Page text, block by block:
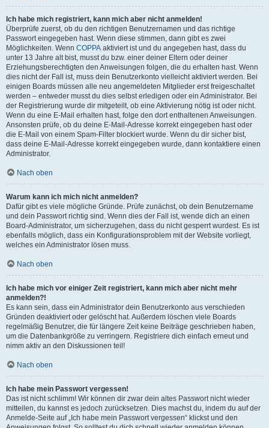
Ich habe mich registriert, kann mich aber nicht anmelden!
Überprüfe zuerst, ob du den richtigen Benutzernamen und das richtige
Passwort eingegeben hast. Wenn diese stimmen, dann gibt es zwei
Möglichkeiten. Wenn COPPA aktiviert ist und du angegeben hast, dass du
unter 13 Jahre alt bist, musst du bzw. einer deiner Eltern oder deiner
Erziehungsberechtigten den Anweisungen folgen, die du erhalten hast. Wenn
dies nicht der Fall ist, muss dein Benutzerkonto vielleicht aktiviert werden. Bei
einigen Boards müssen alle neu angemeldeten Mitglieder erst freigeschaltet
werden – entweder musst du dies selbst erledigen oder ein Administrator. Bei
der Registrierung wurde dir mitgeteilt, ob eine Aktivierung nötig ist oder nicht.
Wenn du eine E-Mail erhalten hast, folge den dort enthaltenen Anweisungen.
Ansonsten prüfe, ob du deine E-Mail-Adresse korrekt eingegeben hast oder
die E-Mail von einem Spam-Filter blockiert wurde. Wenn du dir sicher bist,
dass deine E-Mail-Adresse korrekt eingegeben wurde, dann kontaktiere einen
Administrator.
Nach oben
Warum kann ich mich nicht anmelden?
Dafür gibt es viele mögliche Gründe. Prüfe zunächst, ob dein Benutzername
und dein Passwort richtig sind. Wenn dies der Fall ist, wende dich an einen
Board-Administrator, um sicherzugehen, dass du nicht gesperrt wurdest. Es ist
ebenfalls möglich, dass ein Konfigurationsproblem mit der Website vorliegt,
welches ein Administrator lösen muss.
Nach oben
Ich habe mich vor einiger Zeit registriert, kann mich aber nicht mehr
anmelden?!
Es kann sein, dass ein Administrator dein Benutzerkonto aus verschieden
Gründen deaktiviert oder gelöscht hat. Außerdem löschen viele Boards
regelmäßig Benutzer, die für längere Zeit keine Beiträge geschrieben haben,
um die Datenbankgröße zu verringern. Registriere dich einfach erneut und
nimm aktiv an den Diskussionen teil!
Nach oben
Ich habe mein Passwort vergessen!
Das ist nicht schlimm! Wir können dir zwar dein altes Passwort nicht wieder
mitteilen, du kannst es jedoch zurücksetzen. Dies machst du, indem du auf der
Anmelde-Seite auf „Ich habe mein Passwort vergessen“ klickst und den